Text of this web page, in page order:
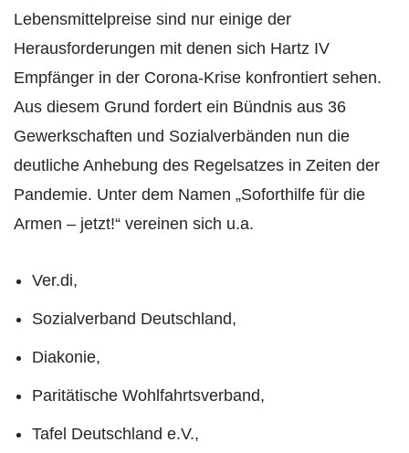
Lebensmittelpreise sind nur einige der
Herausforderungen mit denen sich Hartz IV
Empfänger in der Corona-Krise konfrontiert sehen.
Aus diesem Grund fordert ein Bündnis aus 36
Gewerkschaften und Sozialverbänden nun die
deutliche Anhebung des Regelsatzes in Zeiten der
Pandemie. Unter dem Namen „Soforthilfe für die
Armen – jetzt!“ vereinen sich u.a.
Ver.di,
Sozialverband Deutschland,
Diakonie,
Paritätische Wohlfahrtsverband,
Tafel Deutschland e.V.,